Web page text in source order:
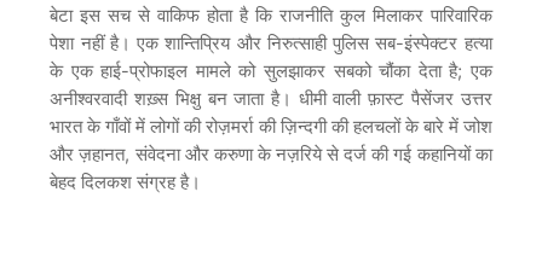
बेटा इस सच से वाकिफ होता है कि राजनीति कुल मिलाकर पारिवारिक
पेशा नहीं है। एक शान्तिप्रिय और निरुत्साही पुलिस सब-इंस्पेक्टर हत्या
के एक हाई-प्रोफाइल मामले को सुलझाकर सबको चौंका देता है; एक
अनीश्वरवादी शख़्स भिक्षु बन जाता है। धीमी वाली फ़ास्ट पैसेंजर उत्तर
भारत के गाँवों में लोगों की रोज़मर्रा की ज़िन्दगी की हलचलों के बारे में जोश
और ज़हानत, संवेदना और करुणा के नज़रिये से दर्ज की गई कहानियों का
बेहद दिलकश संग्रह है।